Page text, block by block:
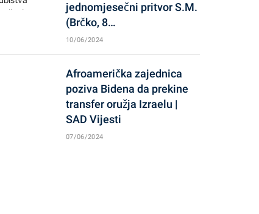
jednomjesečni pritvor S.M.
(Brčko, 8…
10/06/2024
Afroamerička zajednica
poziva Bidena da prekine
transfer oružja Izraelu |
SAD Vijesti
07/06/2024